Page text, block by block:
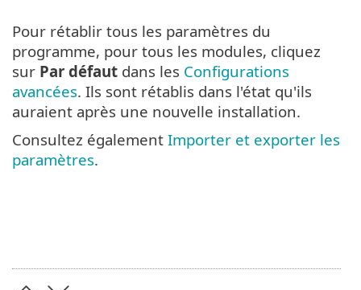
Pour rétablir tous les paramètres du
programme, pour tous les modules, cliquez
sur Par défaut dans les Configurations
avancées. Ils sont rétablis dans l'état qu'ils
auraient après une nouvelle installation.
Consultez également Importer et exporter les
paramètres.